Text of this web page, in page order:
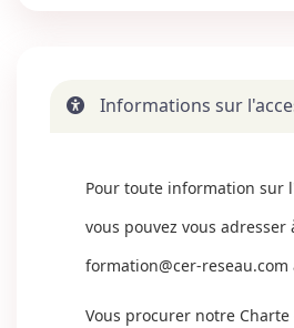
Informations sur
Pour toute information sur
vous pouvez vous adresser
formation@cer-reseau.com
Vous procurer notre